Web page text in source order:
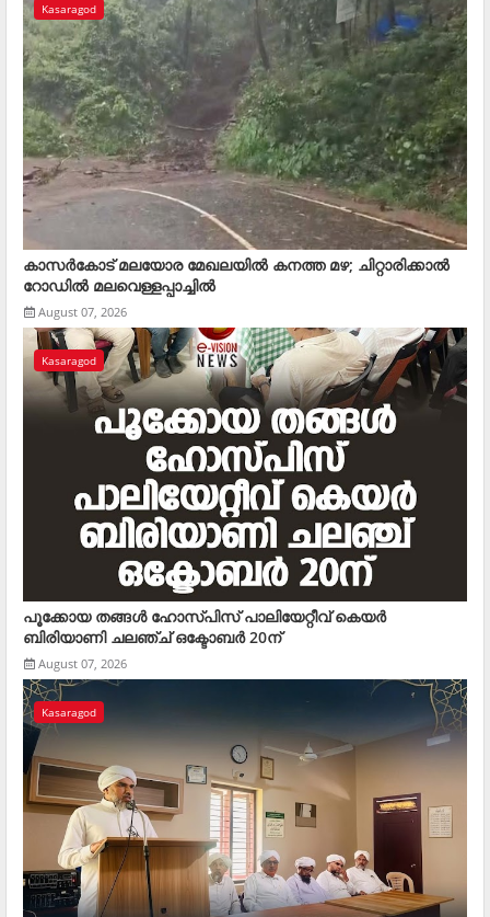
Kasaragod
കാസര്‍കോട് മലയോര മേഖലയില്‍ കനത്ത മഴ; ചിറ്റാരിക്കാല്‍
റോഡില്‍ മലവെള്ളപ്പാച്ചില്‍
August 07, 2026
Kasaragod
പൂക്കോയ തങ്ങള്‍ ഹോസ്പിസ് പാലിയേറ്റീവ് കെയര്‍
ബിരിയാണി ചലഞ്ച് ഒക്ടോബര്‍ 20ന്
August 07, 2026
Kasaragod